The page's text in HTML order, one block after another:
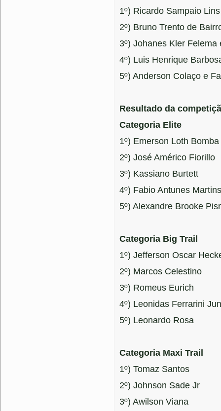
1º) Ricardo Sampaio
2º) Bruno Trento de
3º) Johanes Kler Felema
4º) Luis Henrique
5º) Anderson Colaço e
Resultado da
Categoria Elite
1º) Emerson Loth Bomba
2º) José Américo Fiorillo
3º) Kassiano Burtett
4º) Fabio Antunes Martins
5º) Alexandre Brooke
Categoria Big Trail
1º) Jefferson Oscar
2º) Marcos Celestino
3º) Romeus Eurich
4º) Leonidas Ferrarini
5º) Leonardo Rosa
Categoria Maxi Trail
1º) Tomaz Santos
2º) Johnson Sade Jr
3º) Awilson Viana